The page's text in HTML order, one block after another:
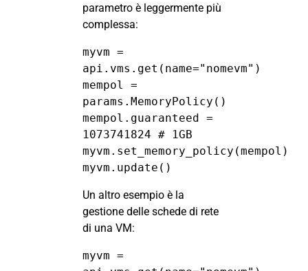
parametro è leggermente più
complessa:
myvm =
api.vms.get(name="nomevm")
mempol =
params.MemoryPolicy()
mempol.guaranteed =
1073741824 # 1GB
myvm.set_memory_policy(mempol)
myvm.update()
Un altro esempio è la
gestione delle schede di rete
di una VM:
myvm =